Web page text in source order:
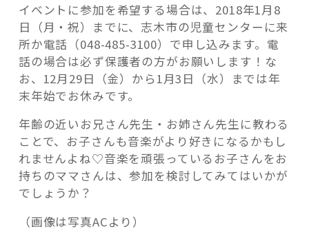
イベントに参加を希望する場合は、2018年1月8
日（月・祝）までに、志木市の児童センターに来
所か電話（048-485-3100）で申し込みます。電
話の場合は必ず保護者の方がお願いします！な
お、12月29日（金）から1月3日（水）までは年
末年始でお休みです。
年齢の近いお兄さん先生・お姉さん先生に教わる
ことで、お子さんも音楽がより好きになるかもし
れませんよね♡音楽を頑張っているお子さんをお
持ちのママさんは、参加を検討してみてはいかが
でしょうか？
（画像は写真ACより）